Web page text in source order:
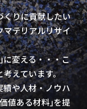
くりに貢献したい
マテリアルリサイ
に変える・・・こ
えています。
や人材・ノウハ
値ある材料｣を提